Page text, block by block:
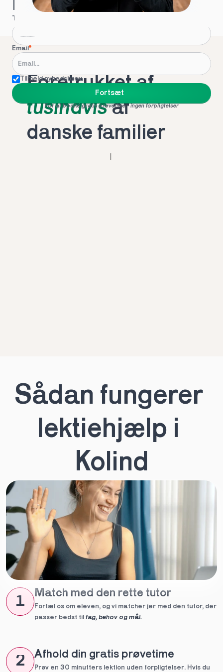
Hvordan kontakter vi dig?
Telefon
Email*
Tilmeld nyhedsbrev
Fortsæt
For at booke gratis prøvetime - ingen forpligtelser
Foretrukket af
tusindvis af
danske familier
Sådan fungerer
lektiehjælp i
Kolind
1
Match med den rette tutor
Fortæl os om eleven, og vi matcher jer med den tutor, der
passer bedst til fag, behov og mål.
2 Afhold din gratis prøvetime
Prøv en 30 minutters lektion uden forpligtelser. Hvis du